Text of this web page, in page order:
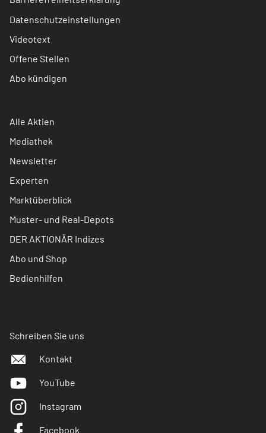
Datenschutzeinstellungen
Videotext
Offene Stellen
Abo kündigen
Alle Aktien
Mediathek
Newsletter
Experten
Marktüberblick
Muster- und Real-Depots
DER AKTIONÄR Indizes
Abo und Shop
Bedienhilfen
Schreiben Sie uns
Kontakt
YouTube
Instagram
Facebook